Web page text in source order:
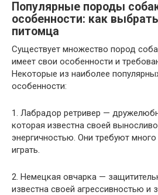
Популярные породы
особенности: как
питомца
Существует множество пород
имеет свои особенности и
Некоторые из наиболее
особенности:
1. Лабрадор ретривер —
которая известна своей
энергичностью. Они требуют
играть.
2. Немецкая овчарка —
известна своей агрессивностью и